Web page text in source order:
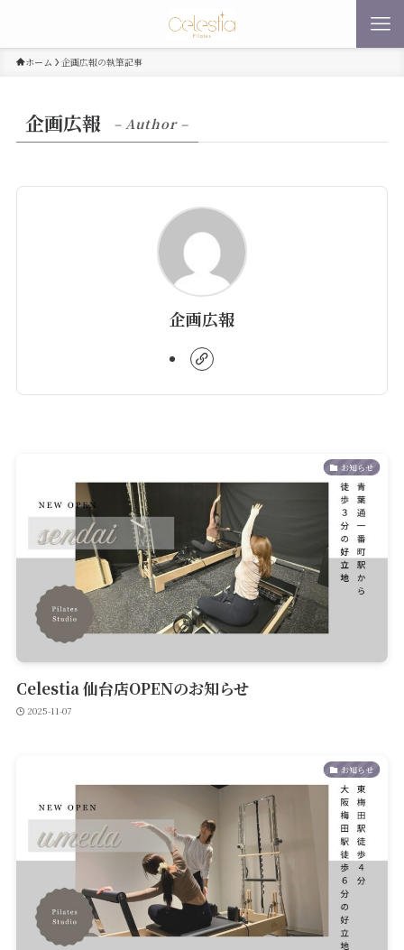
ホーム 企画広報の執筆記事
企画広報 – Author –
企画広報
お知らせ
Celestia 仙台店OPENのお知らせ
2025-11-07
お知らせ